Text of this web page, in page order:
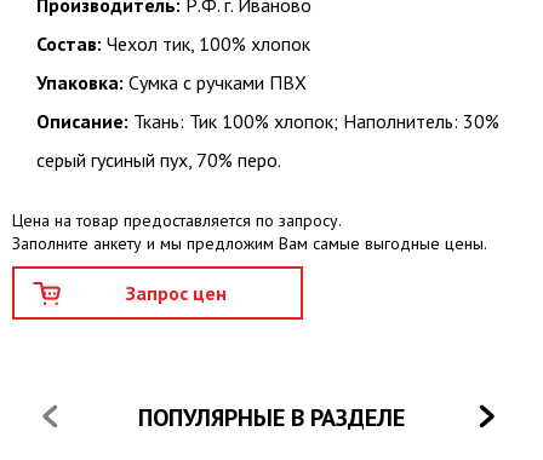
Производитель: Р.Ф. г. Иваново
Состав: Чехол тик, 100% хлопок
Упаковка: Сумка с ручками ПВХ
Описание: Ткань: Тик 100% хлопок; Наполнитель: 30%
серый гусиный пух, 70% перо.
Цена на товар предоставляется по запросу.
Заполните анкету и мы предложим Вам самые выгодные цены.
ПОПУЛЯРНЫЕ В РАЗДЕЛЕ